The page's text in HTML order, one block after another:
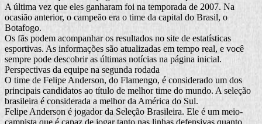
A última vez que eles ganharam foi na temporada de 2007. Na
ocasião anterior, o campeão era o time da capital do Brasil, o
Botafogo.
Os fãs podem acompanhar os resultados no site de estatísticas
esportivas. As informações são atualizadas em tempo real, e você
sempre pode descobrir as últimas notícias na página inicial.
Perspectivas da equipe na segunda rodada
O time de Felipe Anderson, do Flamengo, é considerado um dos
principais candidatos ao título de melhor time do mundo. A seleção
brasileira é considerada a melhor da América do Sul.
Felipe Anderson é jogador da Seleção Brasileira. Ele é um meio-
campista que é capaz de jogar tanto nas linhas defensivas quanto